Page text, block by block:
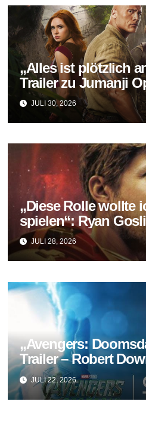
„Alles ist plötzlich
Trailer zu Jumanji
das Finale der Reihe
JULI 30, 2026
„Diese Rolle wollte
spielen“: Ryan
neuer Ghost Rider
JULI 28, 2026
„Avengers:
Trailer – Robert
Doctor Doom
JULI 22, 2026